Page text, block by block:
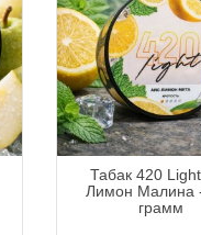
Табак 420
Лимон Малина
грамм